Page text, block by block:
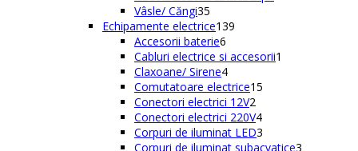
Vâsle/ Căngi35
de
produse
Echipamente electrice139
produse
Accesorii baterie6
produse
Cabluri electrice si accesorii1
Claxoane/ Sirene44
produse
Comutatoare electrice15
Conectori electrici 12V2
produse
Conectori electrici 220V44
produse
Corpuri de iluminat LED3
produse
Corpuri de iluminat subacvatice3